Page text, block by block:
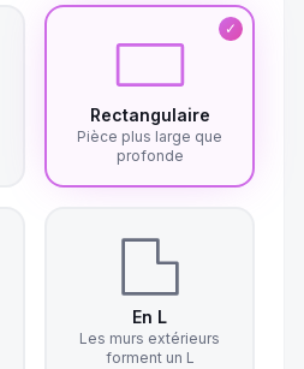
Rectangulaire
Pièce plus large que
profonde
✓
En L
Les murs extérieurs
forment un L